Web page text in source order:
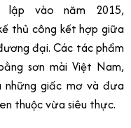
lập vào năm 2015,
thủ công kết hợp giữa
đại. Các tác phẩm
sơn mài Việt Nam,
giấc mơ và đưa
thuộc vừa siêu thực.